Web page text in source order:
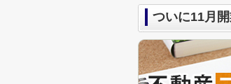
ついに11月